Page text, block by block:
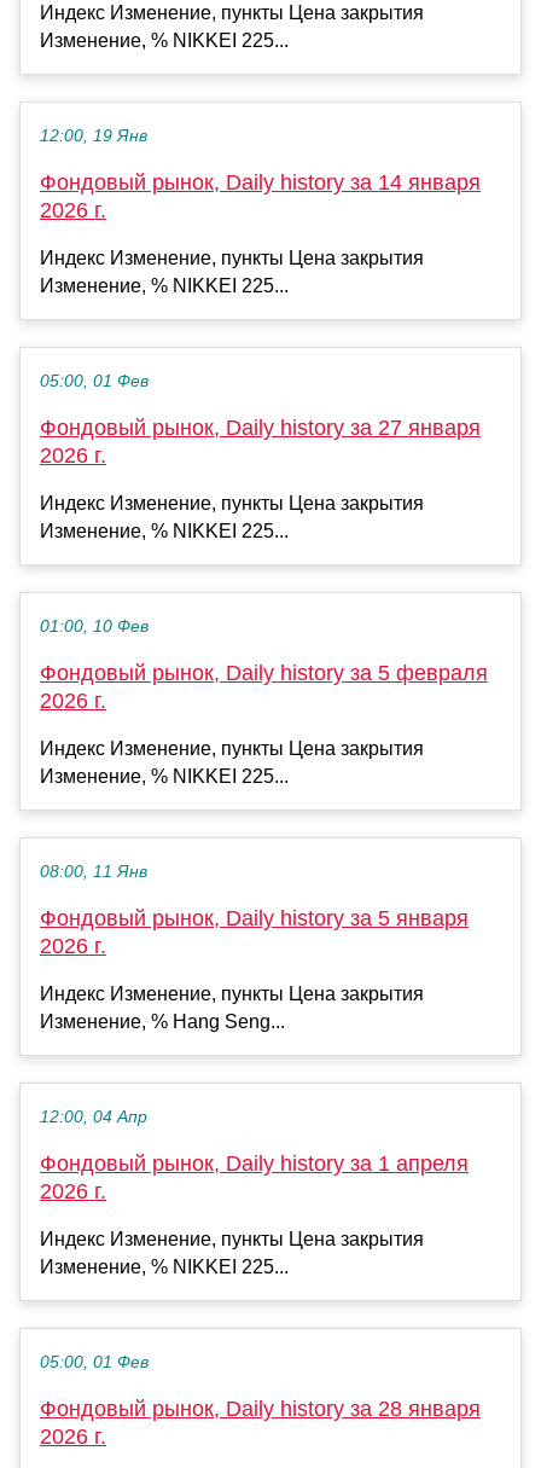
Индекс Изменение, пункты Цена закрытия
Изменение, % NIKKEI 225...
12:00, 19 Янв
Фондовый рынок, Daily history за 14 января
2026 г.
Индекс Изменение, пункты Цена закрытия
Изменение, % NIKKEI 225...
05:00, 01 Фев
Фондовый рынок, Daily history за 27 января
2026 г.
Индекс Изменение, пункты Цена закрытия
Изменение, % NIKKEI 225...
01:00, 10 Фев
Фондовый рынок, Daily history за 5 февраля
2026 г.
Индекс Изменение, пункты Цена закрытия
Изменение, % NIKKEI 225...
08:00, 11 Янв
Фондовый рынок, Daily history за 5 января
2026 г.
Индекс Изменение, пункты Цена закрытия
Изменение, % Hang Seng...
12:00, 04 Апр
Фондовый рынок, Daily history за 1 апреля
2026 г.
Индекс Изменение, пункты Цена закрытия
Изменение, % NIKKEI 225...
05:00, 01 Фев
Фондовый рынок, Daily history за 28 января
2026 г.